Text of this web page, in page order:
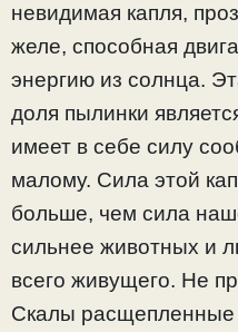
невидимая капля,
желе, способная
энергию из солнца.
доля пылинки
имеет в себе силу
малому. Сила этой
больше, чем сила
сильнее животных и
всего живущего. Не
Скалы расщепленные